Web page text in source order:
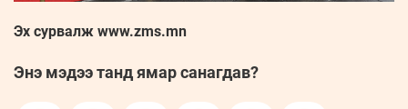
Эх сурвалж www.zms.mn
Энэ мэдээ танд ямар санагдав?